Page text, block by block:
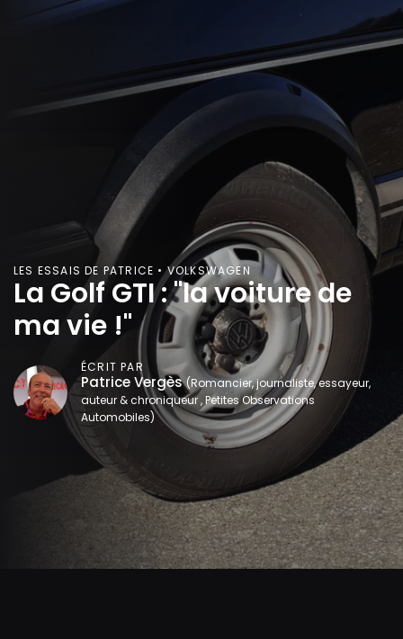
LES ESSAIS DE PATRICE • VOLKSWAGEN
La Golf GTI : "la voiture de
ma vie !"
ÉCRIT PAR
Patrice Vergès (Romancier, journaliste, essayeur,
auteur & chroniqueur , Petites Observations
Automobiles)